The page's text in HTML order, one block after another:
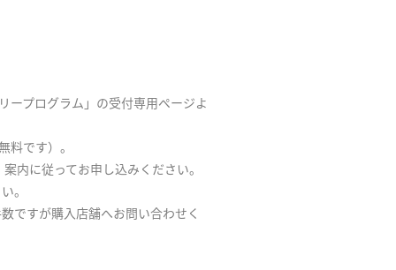
ープログラム」の受付専用ページよ
料です）。
内に従ってお申し込みください。
。
ですが購入店舗へお問い合わせく